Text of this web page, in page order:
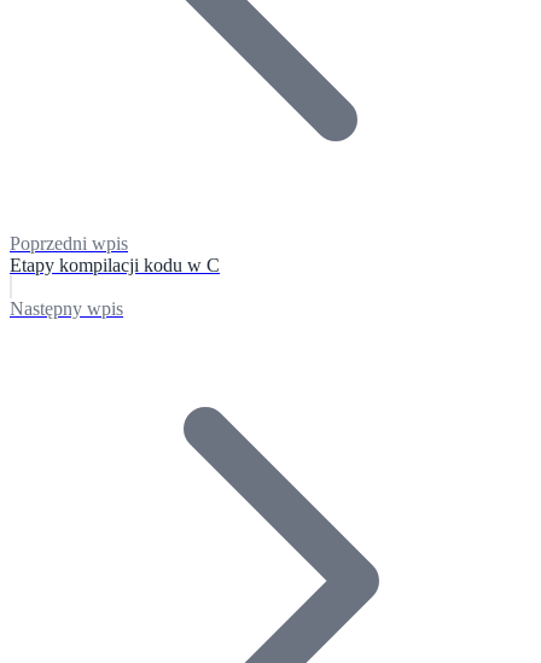
Poprzedni wpis
Etapy kompilacji kodu w C
Następny wpis